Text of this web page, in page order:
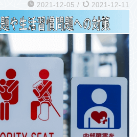
2021-12-05 / 2021-12-11